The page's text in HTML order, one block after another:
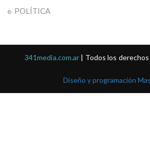
POLÍTICA
341media.com.ar | Todos los
Diseño y programación